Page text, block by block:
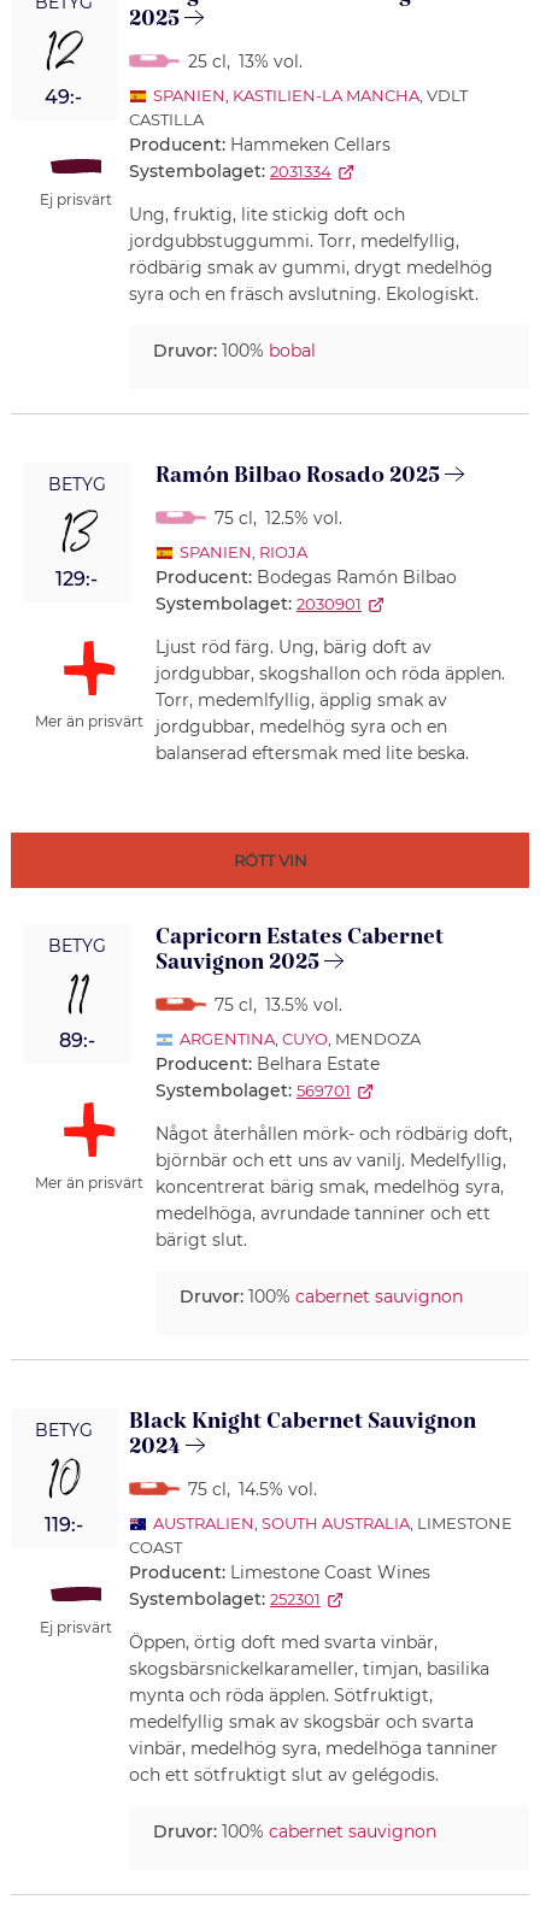
12
49:-
Ej prisvärt
2025
25 cl, 13% vol.
SPANIEN, KASTILIEN-LA MANCHA, VDLT
CASTILLA
Producent: Hammeken Cellars
Systembolaget: 2031334
Ung, fruktig, lite stickig doft och
jordgubbstuggummi. Torr, medelfyllig,
rödbärig smak av gummi, drygt medelhög
syra och en fräsch avslutning. Ekologiskt.
Druvor:100% bobal
BETYG
13
129:-
Mer än prisvärt
Ramón Bilbao Rosado 2025
75 cl, 12.5% vol.
SPANIEN, RIOJA
Producent: Bodegas Ramón Bilbao
Systembolaget: 2030901
Ljust röd färg. Ung, bärig doft av
jordgubbar, skogshallon och röda äpplen.
Torr, medemlfyllig, äpplig smak av
jordgubbar, medelhög syra och en
balanserad eftersmak med lite beska.
RÖTT VIN
BETYG
11
89:-
Mer än prisvärt
Capricorn Estates Cabernet
Sauvignon 2025
75 cl, 13.5% vol.
ARGENTINA, CUYO, MENDOZA
Producent: Belhara Estate
Systembolaget: 569701
Något återhållen mörk- och rödbärig doft,
björnbär och ett uns av vanilj. Medelfyllig,
koncentrerat bärig smak, medelhög syra,
medelhöga, avrundade tanniner och ett
bärigt slut.
Druvor:100% cabernet sauvignon
BETYG
10
119:-
Ej prisvärt
Black Knight Cabernet Sauvignon
2024
75 cl, 14.5% vol.
AUSTRALIEN, SOUTH AUSTRALIA, LIMESTONE
COAST
Producent: Limestone Coast Wines
Systembolaget: 252301
Öppen, örtig doft med svarta vinbär,
skogsbärsnickelkarameller, timjan, basilika
mynta och röda äpplen. Sötfruktigt,
medelfyllig smak av skogsbär och svarta
vinbär, medelhög syra, medelhöga tanniner
och ett sötfruktigt slut av gelégodis.
Druvor:100% cabernet sauvignon